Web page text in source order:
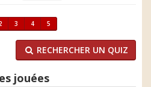
3 4 5
RECHERCHER UN QUIZ
jouées